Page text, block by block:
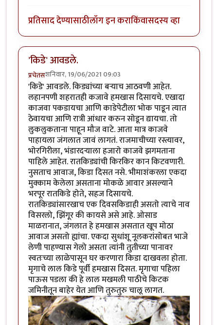
प्रतिसाद देण्यासाठीलॉग इन कराकिंवासदस्य व्हा
'किडे' आवडले.
प्रचेतसशनिवार, 19/06/2021 09:03
'किडे' आवडले. किड्यांच्या बर्‍याच आठवणी आहेत.
लहानपणी शहरातही कजावे हमखास दिसायचे. एखादा
काजवा पकडायचा आणि काडेपेटीला भोक पाडून त्यात
ठेवायचा आणि रात्री आंधार करुन सोडून द्यायचा. तो
लुकलुकताना पाहून मौज वाटे. आता मात्र काजवे
पाहायला जंगलात जावं लागतं. राजमाचीच्या रस्त्यावर,
भोरगिरीला, भंडारदर्‍याला हजारो काजवे झगमताना
पाहिले आहेत. रातकिड्यांची किरकिर कान किटवणारी.
नुसताच आवाज, किडा दिसत नसे. भीमाशंकरला एकदा
मुक्काम केलेला असताना मोकळे आवार असल्याने
भरपूर रातकिडे होते, सहज दिसायचे.
रातकिड्यांसारखाच एक दिवसकिडाही असतो त्याचे नाव
विसरलो, झिंगूर की कायसे असे आहे. ओसाड
माळरानात, जंगलात हे हमखास असतात खूप मोठा
आवाज असतो ह्यांचा. एकदा सुधांशू नूलकरांसोबत भाजे
लेणी पाहण्यास गेलो असता त्यांनी तुतीच्या पानावर
स्वतःच्या लाळेपासून घर करणारा किडा दाखवला होता.
मृगाचे लाल किडे पूर्वी हमखास दिसत. मृगाचा पहिला
पाऊस पडला की हे लाल मखमली पाठीचे किटक
जमिनीतून बाहेर येत आणि तुरुतुरु चालू लागत.